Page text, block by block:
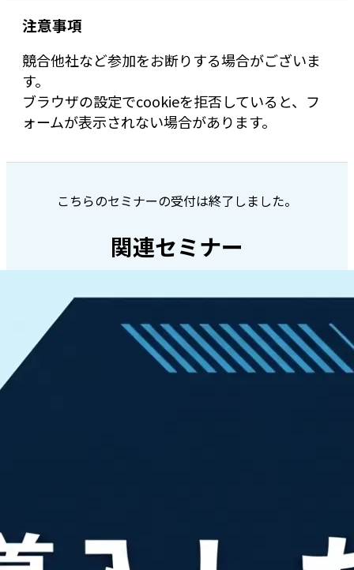
注意事項
競合他社など参加をお断りする場合がございま
す。
ブラウザの設定でcookieを拒否していると、フ
ォームが表示されない場合があります。
こちらのセミナーの受付は終了しました。
関連セミナー